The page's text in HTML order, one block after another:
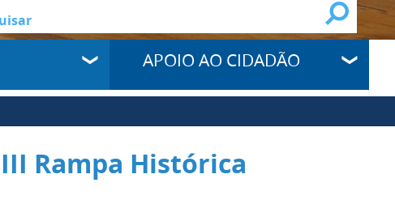
APOIO AO CIDADÃO
Rampa Histórica